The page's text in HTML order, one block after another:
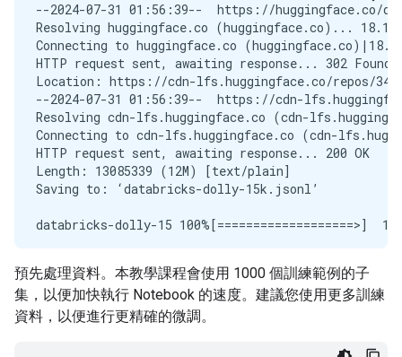
--2024-07-31 01:56:39--  https://huggingface.co/
Resolving huggingface.co (huggingface.co)...
Connecting to huggingface.co
HTTP request sent, awaiting response... 302 Found
Location: https://cdn-lfs.huggingface.co/repos/34/ac/
--2024-07-31 01:56:39--  https://cdn-lfs.huggingface.co/
Resolving cdn-lfs.huggingface.co (cdn-
Connecting to cdn-lfs.huggingface.co (cdn-
HTTP request sent, awaiting response... 200 OK
Length: 13085339 (12M) [text/plain]
Saving to: ‘databricks-dolly-15k.jsonl’
databricks-dolly-15 100%[===================>]
預先處理資料。本教學課程會使用 1000 個訓練範例的子
集，以便加快執行 Notebook 的速度。建議您使用更多訓練
資料，以便進行更精確的微調。